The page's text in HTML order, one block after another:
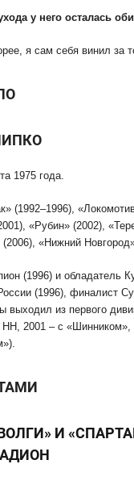
у него осталась
я сам себя винил за
1975 года.
(1992–1996),
«Рубин» (2002),
«Нижний
(1996) и обладатель
(1996), финалист
выходил из первого
2001 – с «Шинником»,
И